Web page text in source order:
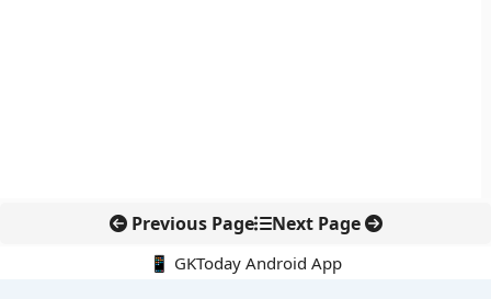
Previous Page Next Page
📱 GKToday Android App